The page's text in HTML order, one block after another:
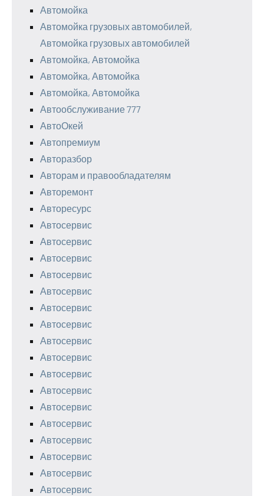
Автомойка
Автомойка грузовых автомобилей,
Автомойка грузовых автомобилей
Автомойка, Автомойка
Автомойка, Автомойка
Автомойка, Автомойка
Автообслуживание 777
АвтоОкей
Автопремиум
Авторазбор
Авторам и правообладателям
Авторемонт
Авторесурс
Автосервис
Автосервис
Автосервис
Автосервис
Автосервис
Автосервис
Автосервис
Автосервис
Автосервис
Автосервис
Автосервис
Автосервис
Автосервис
Автосервис
Автосервис
Автосервис
Автосервис